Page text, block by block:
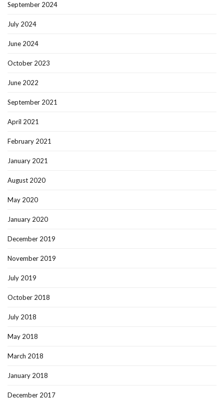
September 2024
July 2024
June 2024
October 2023
June 2022
September 2021
April 2021
February 2021
January 2021
August 2020
May 2020
January 2020
December 2019
November 2019
July 2019
October 2018
July 2018
May 2018
March 2018
January 2018
December 2017